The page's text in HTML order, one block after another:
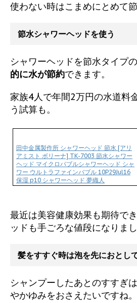
使わない時はこまめにとめて節
節水シャワーヘッドを使う
シャワーヘッドを節水タイプ
的に水が節約できます。
家族4人で年間2万円の水道料
う試算も。
田中金属製作所 シャワーヘッド 節水 [アリ
アミスト ボリーナ] TK-7003 節水シャワー
ヘッド マイクロバブルシャワーヘッド シャ
ワー ウルトラファインバブル 10P29Jul16
保湿 p10 シャワーヘッド 夢織人
最近は美容健康効果も期待で
ッドも手ごろな値段になりまし
髪をすすぐ時は泡を先におとし
シャンプーしたあとのすすぎ
やかゆみをおさえたいですね。